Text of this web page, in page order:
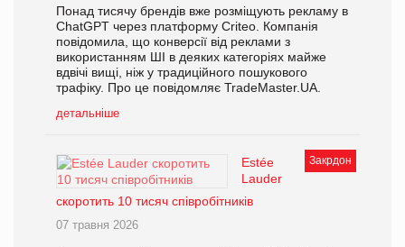
Понад тисячу брендів вже розміщують рекламу в
ChatGPT через платформу Criteo. Компанія
повідомила, що конверсії від реклами з
використанням ШІ в деяких категоріях майже
вдвічі вищі, ніж у традиційного пошукового
трафіку. Про це повідомляє TradeMaster.UA.
детальніше
Закрдон
Estée
Lauder
скоротить 10 тисяч співробітників
07 травня 2026